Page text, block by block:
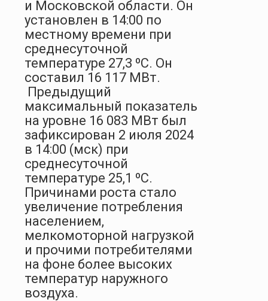
и Московской области. Он
установлен в 14:00 по
местному времени при
среднесуточной
температуре 27,3 ºС. Он
составил 16 117 МВт.
Предыдущий
максимальный показатель
на уровне 16 083 МВт был
зафиксирован 2 июля 2024
в 14:00 (мск) при
среднесуточной
температуре 25,1 ºС.
Причинами роста стало
увеличение потребления
населением,
мелкомоторной нагрузкой
и прочими потребителями
на фоне более высоких
температур наружного
воздуха.